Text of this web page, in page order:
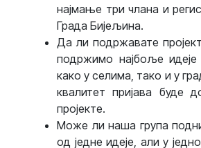
најмање три члана и
Града Бијељина.
Да ли подржавате
подржимо најбоље идеје
како у селима, тако и у
квалитет пријава буде
пројекте.
Може ли наша група
од једне идеје, али у